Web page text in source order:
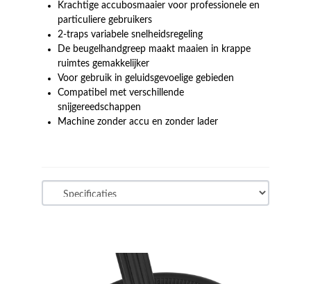
Krachtige accubosmaaier voor professionele en
particuliere gebruikers
2-traps variabele snelheidsregeling
De beugelhandgreep maakt maaien in krappe
ruimtes gemakkelijker
Voor gebruik in geluidsgevoelige gebieden
Compatibel met verschillende
snijgereedschappen
Machine zonder accu en zonder lader